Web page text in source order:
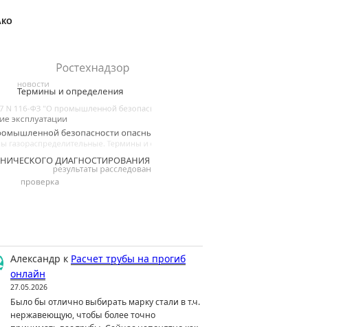
Александр к Расчет трубы на прогиб
онлайн
27.05.2026
Было бы отлично выбирать марку стали в т.ч.
нержавеющую, чтобы более точно